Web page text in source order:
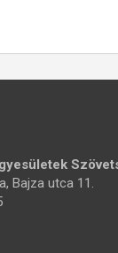
Bajza utca 11.